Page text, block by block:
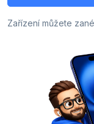
Zařízení můžete